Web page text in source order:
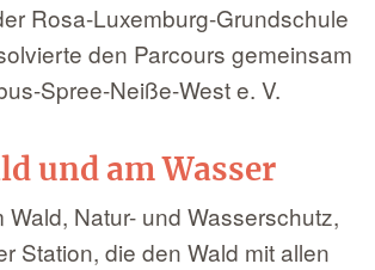
Rosa-Luxemburg-Grundschule
den Parcours gemeinsam
Spree-Neiße-West e. V.
und am Wasser
Natur- und Wasserschutz,
Station, die den Wald mit allen